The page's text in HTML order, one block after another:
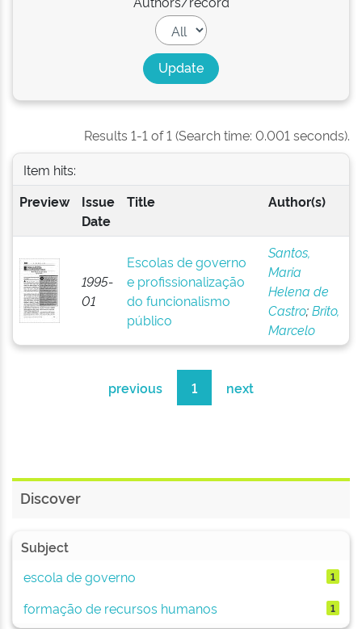
Results 1-1 of 1 (Search time: 0.001 seconds).
Item hits:
Preview
Issue
Date
Title Author(s)
1995-
01
Escolas de governo
e profissionalização
do funcionalismo
público
Santos,
Maria
Helena de
Castro;Brito,
Marcelo
previous 1 next
Discover
Subject
escola de governo
1
formação de recursos humanos 1